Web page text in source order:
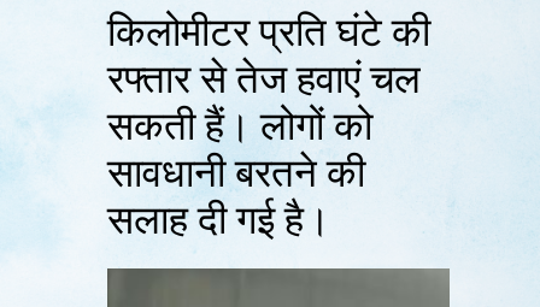
किलोमीटर प्रति घंटे की
रफ्तार से तेज हवाएं चल
सकती हैं। लोगों को
सावधानी बरतने की
सलाह दी गई है।